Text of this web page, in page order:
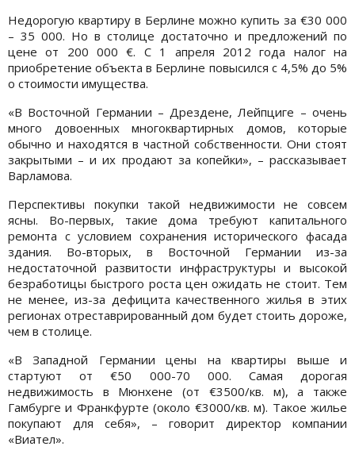
Недорогую квартиру в Берлине можно купить за €30 000
– 35 000. Но в столице достаточно и предложений по
цене от 200 000 €. С 1 апреля 2012 года налог на
приобретение объекта в Берлине повысился с 4,5% до 5%
о стоимости имущества.
«В Восточной Германии – Дрездене, Лейпциге – очень
много довоенных многоквартирных домов, которые
обычно и находятся в частной собственности. Они стоят
закрытыми – и их продают за копейки», – рассказывает
Варламова.
Перспективы покупки такой недвижимости не совсем
ясны. Во-первых, такие дома требуют капитального
ремонта с условием сохранения исторического фасада
здания. Во-вторых, в Восточной Германии из-за
недостаточной развитости инфраструктуры и высокой
безработицы быстрого роста цен ожидать не стоит. Тем
не менее, из-за дефицита качественного жилья в этих
регионах отреставрированный дом будет стоить дороже,
чем в столице.
«В Западной Германии цены на квартиры выше и
стартуют от €50 000-70 000. Самая дорогая
недвижимость в Мюнхене (от €3500/кв. м), а также
Гамбурге и Франкфурте (около €3000/кв. м). Такое жилье
покупают для себя», – говорит директор компании
«Виател».